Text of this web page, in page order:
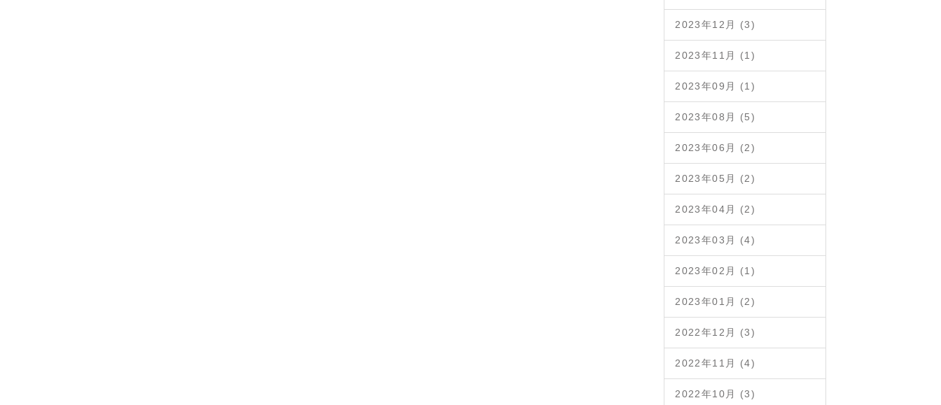
2023年12月 (3)
2023年11月 (1)
2023年09月 (1)
2023年08月 (5)
2023年06月 (2)
2023年05月 (2)
2023年04月 (2)
2023年03月 (4)
2023年02月 (1)
2023年01月 (2)
2022年12月 (3)
2022年11月 (4)
2022年10月 (3)